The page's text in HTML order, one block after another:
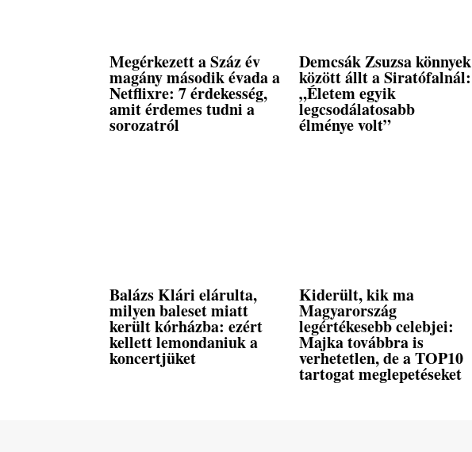
Megérkezett a Száz év
magány második évada a
Netflixre: 7 érdekesség,
amit érdemes tudni a
sorozatról
Demcsák Zsuzsa könnyek
között állt a Siratófalnál:
„Életem egyik
legcsodálatosabb
élménye volt”
Balázs Klári elárulta,
milyen baleset miatt
került kórházba: ezért
kellett lemondaniuk a
koncertjüket
Kiderült, kik ma
Magyarország
legértékesebb celebjei:
Majka továbbra is
verhetetlen, de a TOP10
tartogat meglepetéseket